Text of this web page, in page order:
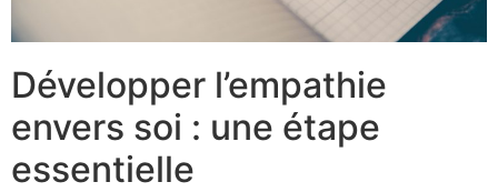
Développer l’empathie
envers soi : une étape
essentielle